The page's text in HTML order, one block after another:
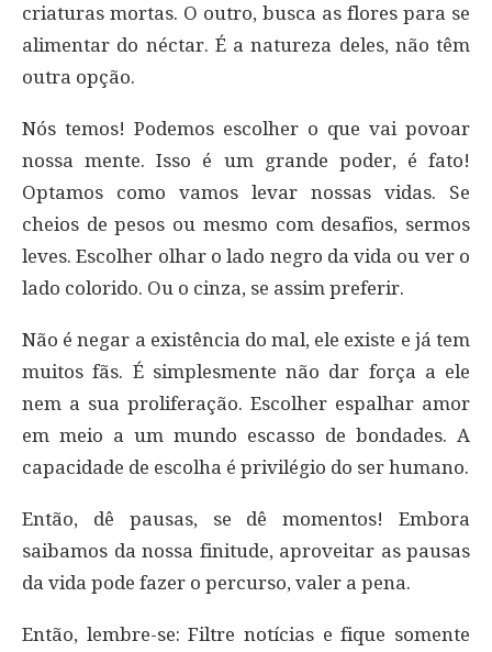
criaturas mortas. O outro, busca as flores para se
alimentar do néctar. É a natureza deles, não têm
outra opção.
Nós temos! Podemos escolher o que vai povoar
nossa mente. Isso é um grande poder, é fato!
Optamos como vamos levar nossas vidas. Se
cheios de pesos ou mesmo com desafios, sermos
leves. Escolher olhar o lado negro da vida ou ver o
lado colorido. Ou o cinza, se assim preferir.
Não é negar a existência do mal, ele existe e já tem
muitos fãs. É simplesmente não dar força a ele
nem a sua proliferação. Escolher espalhar amor
em meio a um mundo escasso de bondades. A
capacidade de escolha é privilégio do ser humano.
Então, dê pausas, se dê momentos! Embora
saibamos da nossa finitude, aproveitar as pausas
da vida pode fazer o percurso, valer a pena.
Então, lembre-se: Filtre notícias e fique somente